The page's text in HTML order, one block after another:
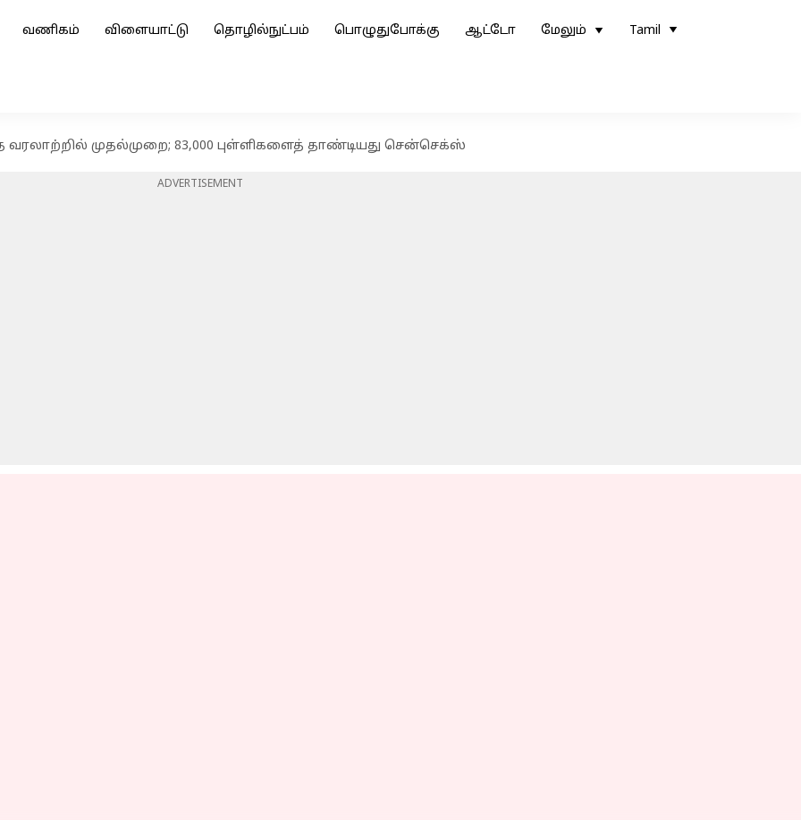
வணிகம் விளையாட்டு தொழில்நுட்பம் பொழுதுபோக்கு ஆட்டோ மேலும் Tamil
வரலாற்றில் முதல்முறை; 83,000 புள்ளிகளைத் தாண்டியது சென்செக்ஸ்
ADVERTISEMENT